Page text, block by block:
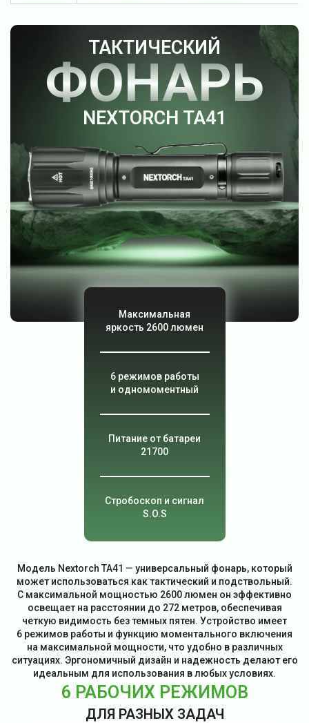
ТАКТИЧЕСКИЙ
ФОНАРЬ
NEXTORCH TA41
Максимальная
яркость 2600 люмен
6 режимов работы
и одномоментный
Питание от батареи
21700
Стробоскоп и сигнал
S.O.S
Модель Nextorch TA41 — универсальный фонарь, который
может использоваться как тактический и подствольный.
С максимальной мощностью 2600 люмен он эффективно
освещает на расстоянии до 272 метров, обеспечивая
четкую видимость без темных пятен. Устройство имеет
6 режимов работы и функцию моментального включения
на максимальной мощности, что удобно в различных
ситуациях. Эргономичный дизайн и надежность делают его
идеальным для использования в любых условиях.
6 РАБОЧИХ РЕЖИМОВ
ДЛЯ РАЗНЫХ ЗАДАЧ